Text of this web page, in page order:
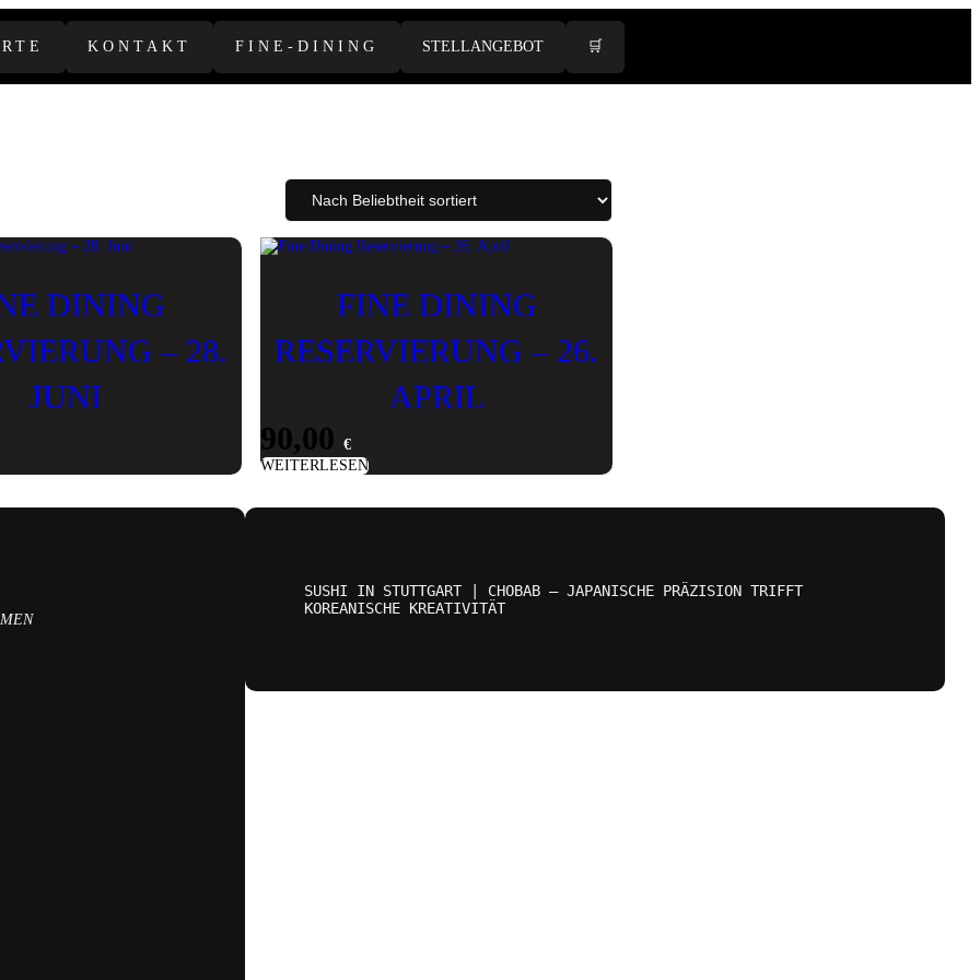
KONTAKT FINE-DINING STELLANGEBOT 🛒
DINING
– 28.
JUNI
FINE DINING
RESERVIERUNG – 26.
APRIL
90,00€
WEITERLESEN
SUSHI IN STUTTGART | CHOBAB – JAPANISCHE PRÄZISION TRIFFT
KOREANISCHE KREATIVITÄT